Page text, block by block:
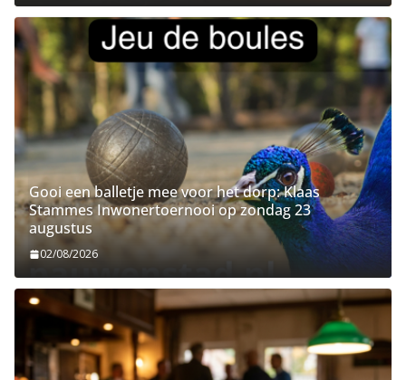
Gooi een balletje mee voor het dorp: Klaas
Stammes Inwonertoernooi op zondag 23
augustus
02/08/2026